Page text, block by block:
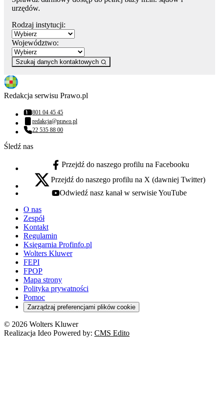
urzędów.
Rodzaj instytucji:
Województwo:
Szukaj danych kontaktowych
Redakcja serwisu Prawo.pl
Numer telefonu:
801 04 45 45
Adres email:
redakcja@prawo.pl
Numer telefonu:
22 535 88 00
Śledź nas
facebook - otwiera się w nowej karcie
Przejdź do naszego profilu na Facebooku
x - otwiera się w nowej karcie
Przejdź do naszego profilu na X (dawniej Twitter)
youtube - otwiera się w nowej karcie
Odwiedź nasz kanał w serwisie YouTube
O nas
Zespół
Kontakt
Regulamin
Księgarnia Profinfo.pl
Wolters Kluwer
FEPI
FPOP
Mapa strony
Polityka prywatności
Pomoc
Zarządzaj preferencjami plików cookie
© 2026 Wolters Kluwer
Realizacja Ideo Powered by: CMS Edito